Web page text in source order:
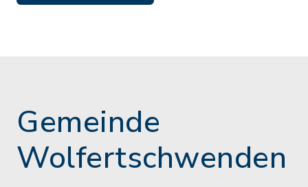
Gemeinde
Wolfertschwenden